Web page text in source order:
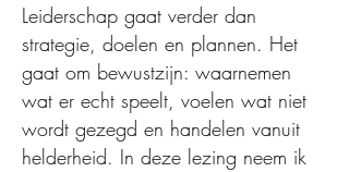
Leiderschap gaat verder dan
strategie, doelen en plannen. Het
gaat om bewustzijn: waarnemen
wat er echt speelt, voelen wat niet
wordt gezegd en handelen vanuit
helderheid. In deze lezing neem ik